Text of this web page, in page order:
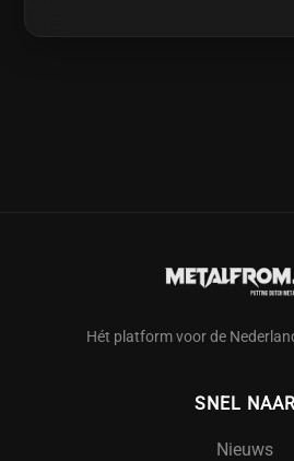
Hét platform voor de
SNEL NAAR
Nieuws